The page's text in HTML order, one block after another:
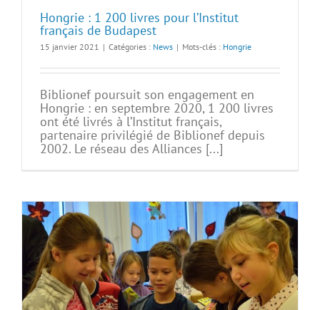
Hongrie : 1 200 livres pour l’Institut
français de Budapest
15 janvier 2021 | Catégories : News | Mots-clés : Hongrie
Biblionef poursuit son engagement en
Hongrie : en septembre 2020, 1 200 livres
ont été livrés à l’Institut français,
partenaire privilégié de Biblionef depuis
2002. Le réseau des Alliances [...]